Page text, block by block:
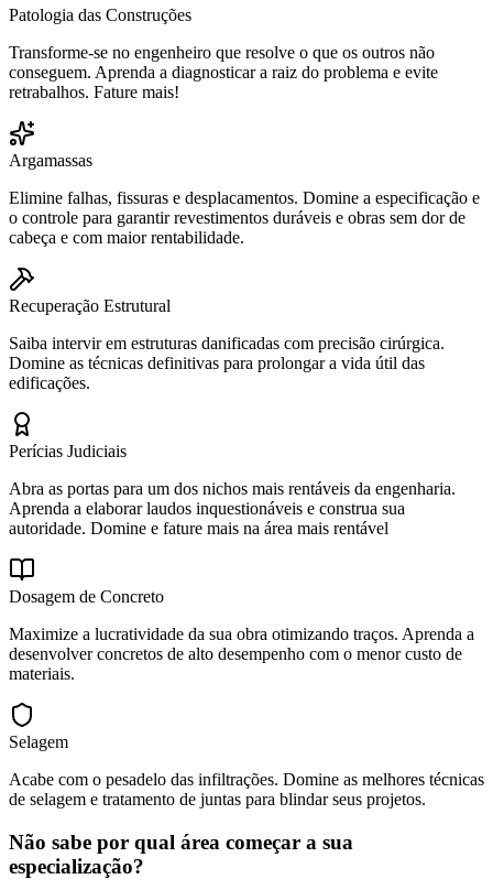
Patologia das Construções
Transforme-se no engenheiro que resolve o que os outros não
conseguem. Aprenda a diagnosticar a raiz do problema e evite
retrabalhos. Fature mais!
Argamassas
Elimine falhas, fissuras e desplacamentos. Domine a especificação e
o controle para garantir revestimentos duráveis e obras sem dor de
cabeça e com maior rentabilidade.
Recuperação Estrutural
Saiba intervir em estruturas danificadas com precisão cirúrgica.
Domine as técnicas definitivas para prolongar a vida útil das
edificações.
Perícias Judiciais
Abra as portas para um dos nichos mais rentáveis da engenharia.
Aprenda a elaborar laudos inquestionáveis e construa sua
autoridade. Domine e fature mais na área mais rentável
Dosagem de Concreto
Maximize a lucratividade da sua obra otimizando traços. Aprenda a
desenvolver concretos de alto desempenho com o menor custo de
materiais.
Selagem
Acabe com o pesadelo das infiltrações. Domine as melhores técnicas
de selagem e tratamento de juntas para blindar seus projetos.
Não sabe por qual área começar a sua
especialização?